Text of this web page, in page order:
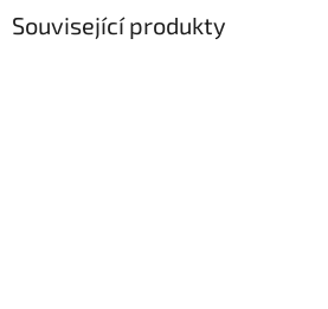
Související produkty